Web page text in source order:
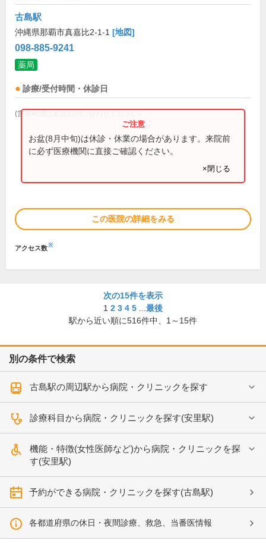
古島駅
沖縄県那覇市真嘉比2-1-1 [地図]
098-885-9241
薬局
診療/受付時間・休診日
(営業時間は直接お問い合わせください)
お盆(8月中旬)は休診・休業の場合があります。来院前
に必ず医療機関に直接ご確認ください。
×閉じる
この医院の詳細をみる
アクセス数※
次の15件を表示
1 2 3 4 5
最後
駅から近い順に516件中、 1～15件
別の条件で検索
古島駅の周辺駅から病院・クリニックを探す
診療科目から病院・クリニックを探す(安里駅)
機能・特徴(女性医師など)から病院・クリニックを探
す(安里駅)
予約ができる病院・クリニックを探す(古島駅)
各都道府県の休日・夜間診療、救急、当番医情報